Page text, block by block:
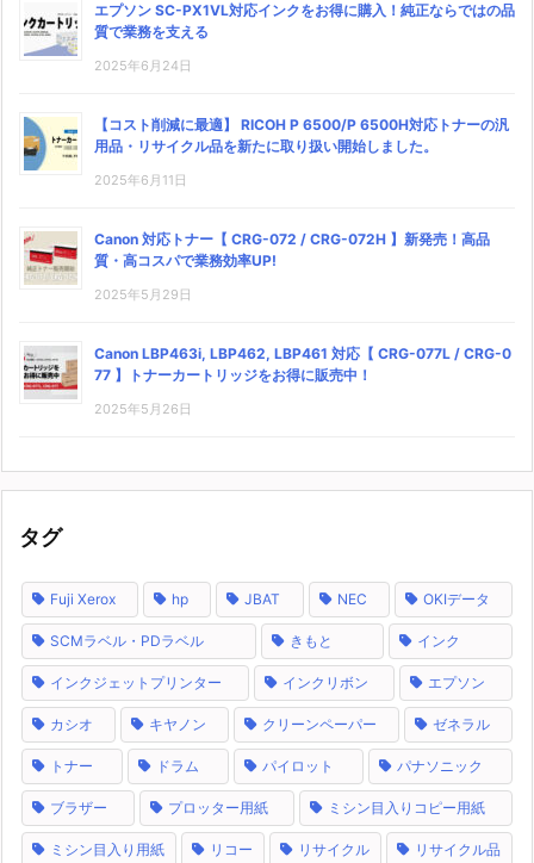
エプソン SC-PX1VL対応インクをお得に購入！純正ならではの品
質で業務を支える
2025年6月24日
【コスト削減に最適】 RICOH P 6500/P 6500H対応トナーの汎
用品・リサイクル品を新たに取り扱い開始しました。
2025年6月11日
Canon 対応トナー【 CRG-072 / CRG-072H 】新発売！高品
質・高コスパで業務効率UP!
2025年5月29日
Canon LBP463i, LBP462, LBP461 対応【 CRG-077L / CRG-0
77 】トナーカートリッジをお得に販売中！
2025年5月26日
タグ
Fuji Xerox hp JBAT NEC OKIデータ
SCMラベル・PDラベル きもと インク
インクジェットプリンター インクリボン エプソン
カシオ キヤノン クリーンペーパー ゼネラル
トナー ドラム パイロット パナソニック
ブラザー プロッター用紙 ミシン目入りコピー用紙
ミシン目入り用紙 リコー リサイクル リサイクル品